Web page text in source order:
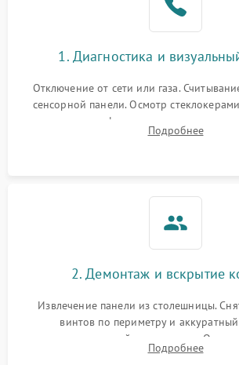
1. Диагностика и
Отключение от сети или газа.
сенсорной панели. Осмотр
проверка конфорок на равномерность
клиента о симптомах (не включается,
Подробнее
2. Демонтаж и вскрытие
Извлечение панели из столешницы.
винтов по периметру и
стеклокерамической поверхности.
сенсорного блока для доступа к силовым
Подробнее